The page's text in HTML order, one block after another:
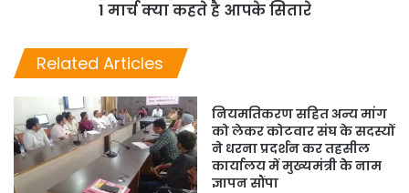
1 मार्च क्या कहते है आपके सितारे
Related Articles
नियमतिकरण सहित अन्य मांग
को लेकर कोटवार संघ के सदस्यों
ने धरना प्रदर्शन कर तहसील
कार्यालय में मुख्यमंत्री केे नाम
ज्ञापन सौंपा